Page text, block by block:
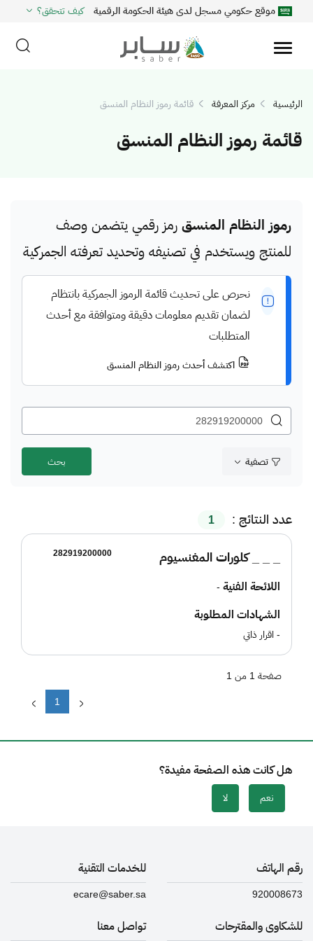
موقع حكومي مسجل لدى هيئة الحكومة الرقمية كيف تتحقق؟
الرئيسية مركز المعرفة قائمة رموز النظام المنسق
قائمة رموز النظام المنسق
رموز النظام المنسق رمز رقمي يتضمن وصف
للمنتج ويستخدم في تصنيفه وتحديد تعرفته الجمركية
نحرص على تحديث قائمة الرموز الجمركية بانتظام
لضمان تقديم معلومات دقيقة ومتوافقة مع أحدث
المتطلبات
اكتشف أحدث رموز النظام المنسق
تصفية
عدد النتائج : 1
282919200000 _ _ _ كلورات المغنسيوم
اللائحة الفنية -
الشهادات المطلوبة
- اقرار ذاتي
1
صفحة 1 من 1
هل كانت هذه الصفحة مفيدة؟
نعم لا
رقم الهاتف
920008673
للخدمات التقنية
ecare@saber.sa
للشكاوى والمقترحات تواصل معنا